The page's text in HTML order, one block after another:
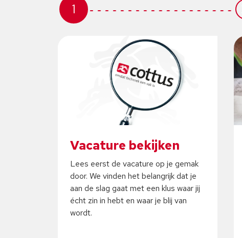
1
Vacature bekijken
Lees eerst de vacature op je gemak
door. We vinden het belangrijk dat je
aan de slag gaat met een klus waar jij
écht zin in hebt en waar je blij van
wordt.